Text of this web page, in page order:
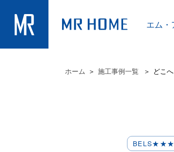
エム・
ホーム 施工事例一覧 どこ